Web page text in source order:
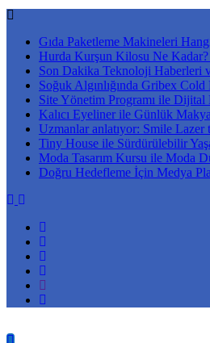
Gıda Paketleme Makineleri
Hurda Kurşun Kilosu Ne Kadar?
Son Dakika Teknoloji Haberleri
Soğuk Algınlığında Gribex Cold
Site Yönetim Programı ile
Kalıcı Eyeliner ile Günlük
Uzmanlar anlatıyor: Smile Lazer
Tiny House ile Sürdürülebilir
Moda Tasarım Kursu ile Moda
Doğru Hedefleme İçin Medya